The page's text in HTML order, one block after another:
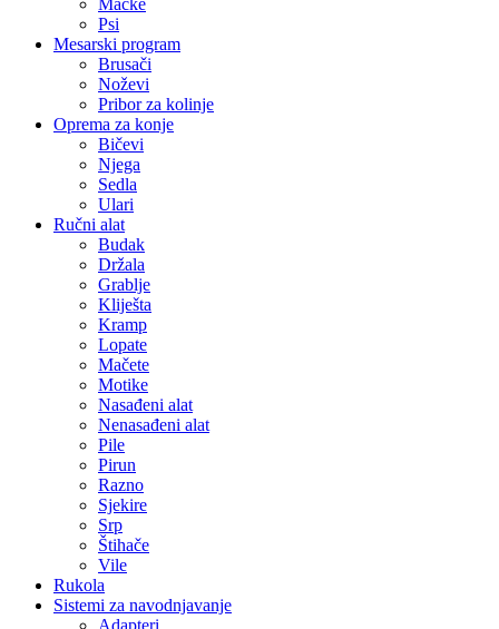
Mačke
Psi
Mesarski program
Brusači
Noževi
Pribor za kolinje
Oprema za konje
Bičevi
Njega
Sedla
Ulari
Ručni alat
Budak
Držala
Grablje
Kliješta
Kramp
Lopate
Mačete
Motike
Nasađeni alat
Nenasađeni alat
Pile
Pirun
Razno
Sjekire
Srp
Štihače
Vile
Rukola
Sistemi za navodnjavanje